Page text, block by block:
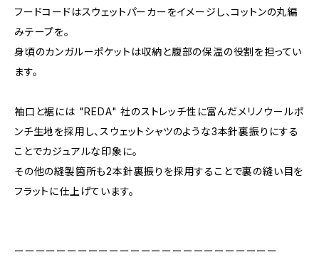
フードコードはスウェットパーカーをイメージし、コットンの丸編
みテープを。
身頃のカンガルーポケットは収納と腹部の保温の役割を担ってい
ます。
袖口と裾には "REDA" 社のストレッチ性に富んだメリノウールポ
ンチ生地を採用し、スウェットシャツのような3本針裏振りにする
ことでカジュアルな印象に。
その他の縫製箇所も2本針裏振りを採用することで裏の縫い目を
フラットに仕上げています。
ーーーーーーーーーーーーーーーーーーーーーーーーー